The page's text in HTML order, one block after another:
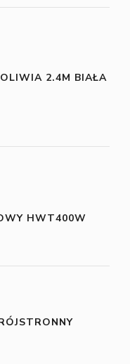
OLIWIA 2.4M BIAŁA
HWT400W